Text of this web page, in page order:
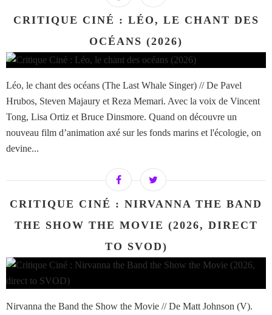
CRITIQUE CINÉ : LÉO, LE CHANT DES
OCÉANS (2026)
Léo, le chant des océans (The Last Whale Singer) // De Pavel
Hrubos, Steven Majaury et Reza Memari. Avec la voix de Vincent
Tong, Lisa Ortiz et Bruce Dinsmore. Quand on découvre un
nouveau film d’animation axé sur les fonds marins et l'écologie, on
devine...
CRITIQUE CINÉ : NIRVANNA THE BAND
THE SHOW THE MOVIE (2026, DIRECT
TO SVOD)
Nirvanna the Band the Show the Movie // De Matt Johnson (V).